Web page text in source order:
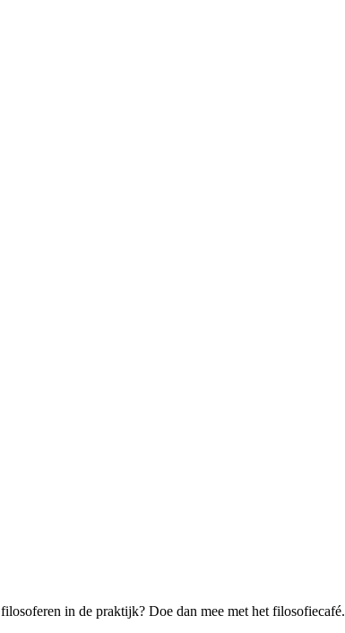
in de praktijk? Doe dan mee met het filosofiecafé.